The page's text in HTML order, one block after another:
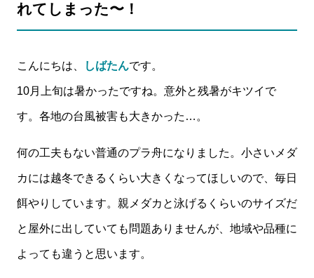
れてしまった〜！
こんにちは、 しばたんです。
10月上旬は暑かったですね。意外と残暑がキツイで
す。各地の台風被害も大きかった…。
何の工夫もない普通のプラ舟になりました。小さいメダ
カには越冬できるくらい大きくなってほしいので、毎日
餌やりしています。親メダカと泳げるくらいのサイズだ
と屋外に出していても問題ありませんが、地域や品種に
よっても違うと思います。